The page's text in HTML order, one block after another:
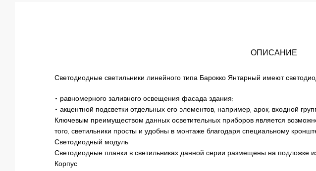
ОПИСАНИЕ
Светодиодные светильники линейного типа Барокко Янтарный имеют
• равномерного заливного освещения фасада здания;
• акцентной подсветки отдельных его элементов, например, арок, входной
Ключевым преимуществом данных осветительных приборов является
того, светильники просты и удобны в монтаже благодаря специальному
Светодиодный модуль
Светодиодные планки в светильниках данной серии размещены на подложке
Корпус